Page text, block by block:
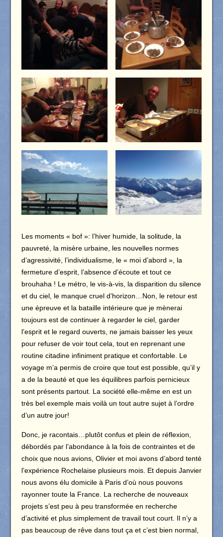
Les moments « bof »: l’hiver humide, la solitude, la
pauvreté, la misère urbaine, les nouvelles normes
d’agressivité, l’individualisme, le « moi d’abord », la
fermeture d’esprit, l’absence d’écoute et tout ce
brouhaha ! Le métro, le vis-à-vis, la disparition du silence
et du ciel, le manque cruel d’horizon…Non, le retour est
une épreuve et la bataille intérieure que je mènerai
toujours est de continuer à regarder le ciel, garder
l’esprit et le regard ouverts, ne jamais baisser les yeux
pour refuser de voir tout cela, tout en reprenant une
routine citadine infiniment pratique et confortable. Le
voyage m’a permis de croire que tout est possible, qu’il y
a de la beauté et que les équilibres parfois pernicieux
sont présents partout. La société elle-même en est un
très bel exemple mais voilà un tout autre sujet à l’ordre
d’un autre jour!
Donc, je racontais…plutôt confus et plein de réflexion,
débordés par l’abondance à la fois de contraintes et de
choix que nous avions, Olivier et moi avons d’abord tenté
l’expérience Rochelaise plusieurs mois. Et depuis Janvier
nous avons élu domicile à Paris d’où nous pouvons
rayonner toute la France. La recherche de nouveaux
projets s’est peu à peu transformée en recherche
d’activité et plus simplement de travail tout court. Il n’y a
pas beaucoup de rêve dans tout ça et c’est bien normal,